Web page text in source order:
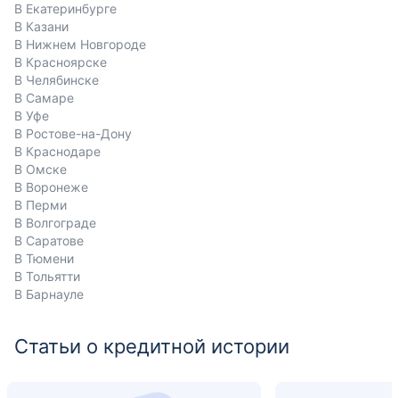
В Екатеринбурге
В Казани
В Нижнем Новгороде
В Красноярске
В Челябинске
В Самаре
В Уфе
В Ростове-на-Дону
В Краснодаре
В Омске
В Воронеже
В Перми
В Волгограде
В Саратове
В Тюмени
В Тольятти
В Барнауле
Статьи о кредитной истории